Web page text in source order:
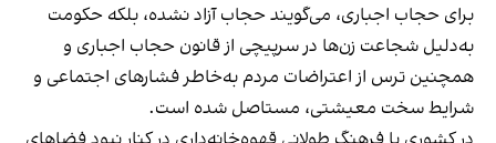
برای حجاب اجباری، می‌گویند حجاب آزاد نشده، بلکه حکومت
به‌دلیل شجاعت زن‌ها در سرپیچی از قانون حجاب اجباری و
همچنین ترس از اعتراضات مردم به‌خاطر فشارهای اجتماعی و
شرایط سخت معیشتی، مستاصل شده است.